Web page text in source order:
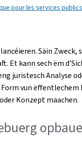
pour les services
Säin Zweck,
Et kann sech ëm
juristesch Analyse
vun ëffentlechem
Konzept maachen.